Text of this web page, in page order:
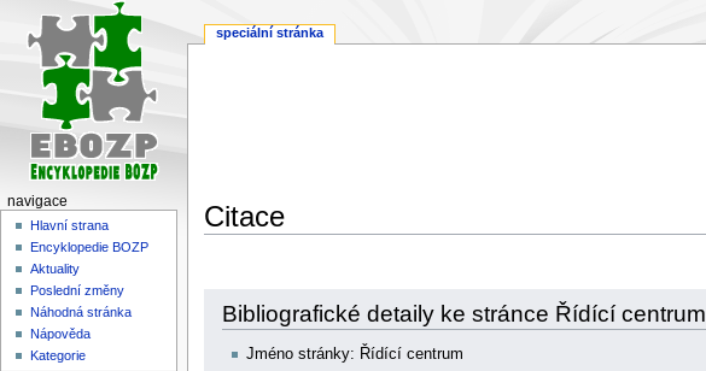
Citace
navigaci
vyhledávání
Bibliografické detaily ke stránce Řídící centrum
Jméno stránky: Řídící centrum
speciální stránka
navigace
Hlavní strana
Encyklopedie BOZP
Aktuality
Poslední změny
Náhodná stránka
Nápověda
Kategorie